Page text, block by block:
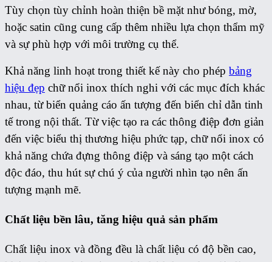
Tùy chọn tùy chỉnh hoàn thiện bề mặt như bóng, mờ,
hoặc satin cũng cung cấp thêm nhiều lựa chọn thẩm mỹ
và sự phù hợp với môi trường cụ thể.
Khả năng linh hoạt trong thiết kế này cho phép bảng
hiệu đẹp chữ nổi inox thích nghi với các mục đích khác
nhau, từ biển quảng cáo ấn tượng đến biển chỉ dẫn tinh
tế trong nội thất. Từ việc tạo ra các thông điệp đơn giản
đến việc biểu thị thương hiệu phức tạp, chữ nổi inox có
khả năng chứa đựng thông điệp và sáng tạo một cách
độc đáo, thu hút sự chú ý của người nhìn tạo nên ấn
tượng mạnh mẽ.
Chất liệu bền lâu, tăng hiệu quả sản phẩm
Chất liệu inox và đồng đều là chất liệu có độ bền cao,